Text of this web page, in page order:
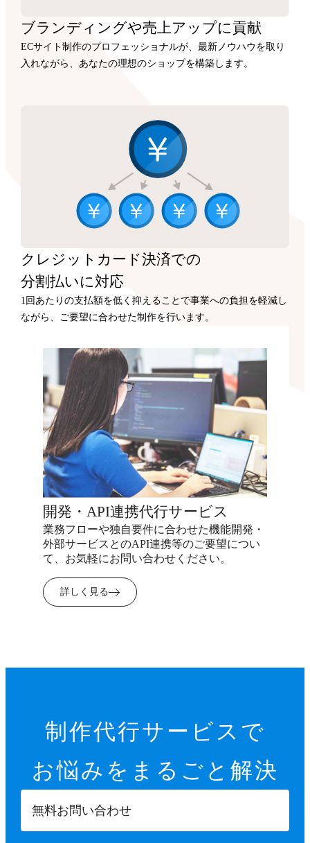
ブランディングや売上アップに貢献
ECサイト制作のプロフェッショナルが、最新ノウハウを取り
入れながら、あなたの理想のショップを構築します。
クレジットカード決済での
分割払いに対応
1回あたりの支払額を低く抑えることで事業への負担を軽減し
ながら、ご要望に合わせた制作を行います。
開発・API連携代行サービス
業務フローや独自要件に合わせた機能開発・
外部サービスとのAPI連携等のご要望につい
て、お気軽にお問い合わせください。
詳しく見る
制作代行サービスで
お悩みを まるごと解決
無料お問い合わせ